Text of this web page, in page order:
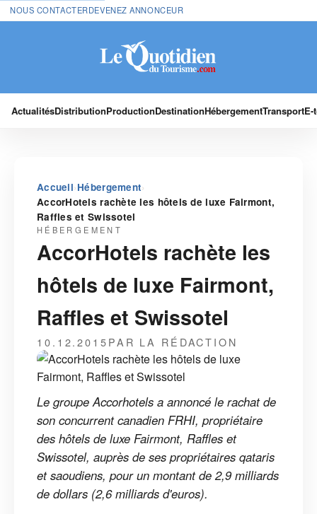
NOUS CONTACTERDEVENEZ ANNONCEUR
ActualitésDistributionProductionDestinationHébergementTransport
Accueil›Hébergement›
AccorHotels rachète les hôtels de luxe Fairmont,
Raffles et Swissotel
HÉBERGEMENT
AccorHotels rachète les
hôtels de luxe Fairmont,
Raffles et Swissotel
10.12.2015PAR LA RÉDACTION
Le groupe Accorhotels a annoncé le rachat de
son concurrent canadien FRHI, propriétaire
des hôtels de luxe Fairmont, Raffles et
Swissotel, auprès de ses propriétaires qataris
et saoudiens, pour un montant de 2,9 milliards
de dollars (2,6 milliards d'euros).